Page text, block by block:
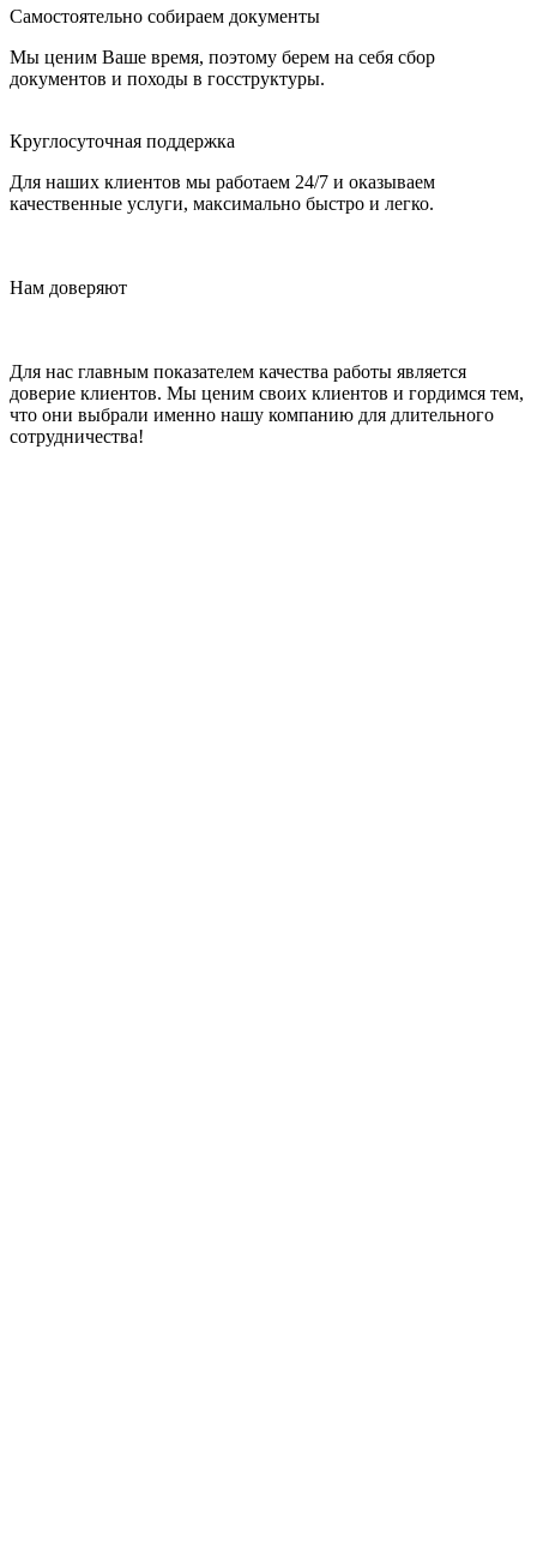
Самостоятельно собираем документы
Мы ценим Ваше время, поэтому берем на себя сбор
документов и походы в госструктуры.
Круглосуточная поддержка
Для наших клиентов мы работаем 24/7 и оказываем
качественные услуги, максимально быстро и легко.
Нам доверяют
Для нас главным показателем качества работы является
доверие клиентов. Мы ценим своих клиентов и гордимся тем,
что они выбрали именно нашу компанию для длительного
сотрудничества!